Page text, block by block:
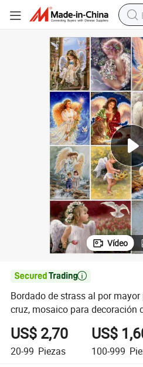
Vídeo

Bordado de strass al por
cruz, mosaico para decoración
US$ 2,70
20-99 Piezas
US$
100-999